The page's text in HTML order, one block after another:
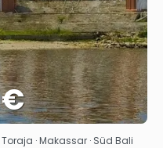
Sehen· Makassar · Süd Bali